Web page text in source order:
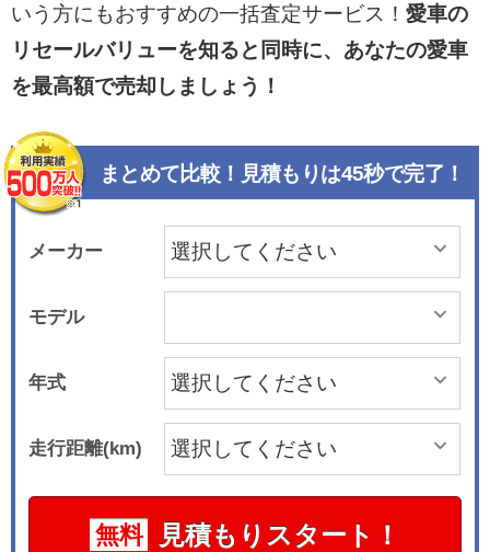
いう方にもおすすめの一括査定サービス！ 愛車の
リセールバリューを知ると同時に、あなたの愛車
を最高額で売却しましょう！
まとめて比較！見積もりは45秒で完了！
メーカー
モデル
年式
走行距離(km)
無料 見積もりスタート！